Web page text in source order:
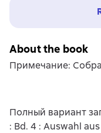
About the book
Примечание:
Полный вариант
: Bd. 4 : Auswahl